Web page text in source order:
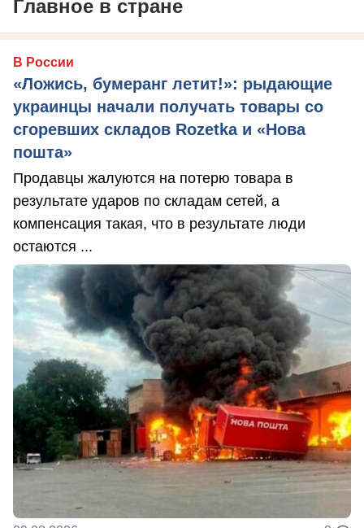
Главное в стране
В России
«Ложись, бумеранг летит!»: рыдающие
украинцы начали получать товары со
сгоревших складов Rozetka и «Нова
пошта»
Продавцы жалуются на потерю товара в
результате ударов по складам сетей, а
компенсация такая, что в результате люди
остаются ...